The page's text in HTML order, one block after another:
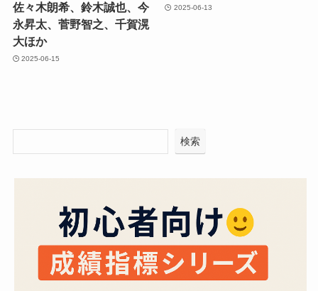
佐々木朗希、鈴木誠也、今
永昇太、菅野智之、千賀滉
大ほか
2025-06-15
2025-06-13
検索